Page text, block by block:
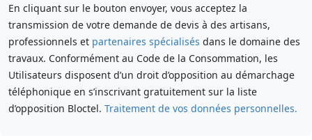
En cliquant sur le bouton envoyer, vous acceptez la
transmission de votre demande de devis à des artisans,
professionnels et partenaires spécialisés dans le domaine des
travaux. Conformément au Code de la Consommation, les
Utilisateurs disposent d’un droit d’opposition au démarchage
téléphonique en s’inscrivant gratuitement sur la liste
d’opposition Bloctel. Traitement de vos données personnelles.